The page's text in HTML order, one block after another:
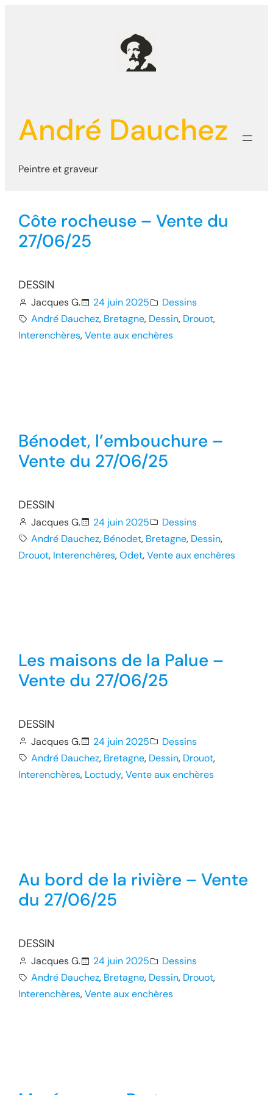
André Dauchez
Peintre et graveur
Côte rocheuse – Vente du
27/06/25
DESSIN
Jacques G. 24 juin 2025
Dessins
André Dauchez, Bretagne, Dessin, Drouot,
Interenchères, Vente aux enchères
Bénodet, l’embouchure –
Vente du 27/06/25
DESSIN
Jacques G. 24 juin 2025
Dessins
André Dauchez, Bénodet, Bretagne, Dessin,
Drouot, Interenchères, Odet, Vente aux enchères
Les maisons de la Palue –
Vente du 27/06/25
DESSIN
Jacques G. 24 juin 2025
Dessins
André Dauchez, Bretagne, Dessin, Drouot,
Interenchères, Loctudy, Vente aux enchères
Au bord de la rivière – Vente
du 27/06/25
DESSIN
Jacques G. 24 juin 2025
Dessins
André Dauchez, Bretagne, Dessin, Drouot,
Interenchères, Vente aux enchères